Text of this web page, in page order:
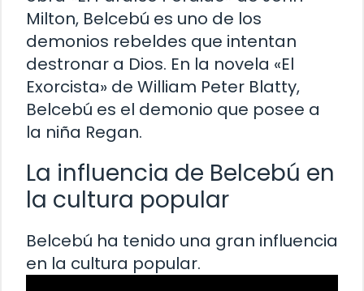
Milton, Belcebú es uno de los
demonios rebeldes que intentan
destronar a Dios. En la novela «El
Exorcista» de William Peter Blatty,
Belcebú es el demonio que posee a
la niña Regan.
La influencia de Belcebú en
la cultura popular
Belcebú ha tenido una gran influencia
en la cultura popular.